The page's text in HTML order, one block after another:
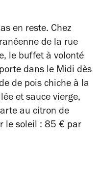
en reste. Chez
de la rue
le buffet à volonté
dans le Midi dès
de pois chiche à la
et sauce vierge,
au citron de
le soleil : 85 € par